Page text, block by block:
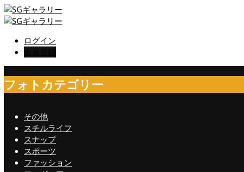
ログイン
フォトカテゴリー
その他
スチルライフ
スナップ
スポーツ
ファッション